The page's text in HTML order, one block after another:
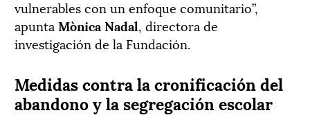
vulnerables con un enfoque comunitario”,
apunta Mònica Nadal, directora de
investigación de la Fundación.
Medidas contra la cronificación del
abandono y la segregación escolar